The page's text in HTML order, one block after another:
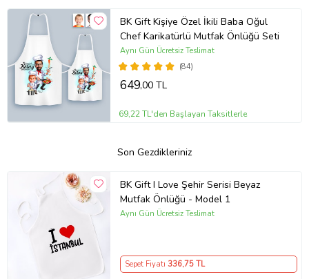
BK Gift Kişiye Özel İkili Baba Oğul
Chef Karikatürlü Mutfak Önlüğü Seti
(84)
Aynı Gün Ücretsiz Teslimat
649,00 TL
69,22 TL'den Başlayan Taksitlerle
Son Gezdikleriniz
BK Gift I Love Şehir Serisi Beyaz
Mutfak Önlüğü - Model 1
Aynı Gün Ücretsiz Teslimat
Sepet Fiyatı 336,75 TL